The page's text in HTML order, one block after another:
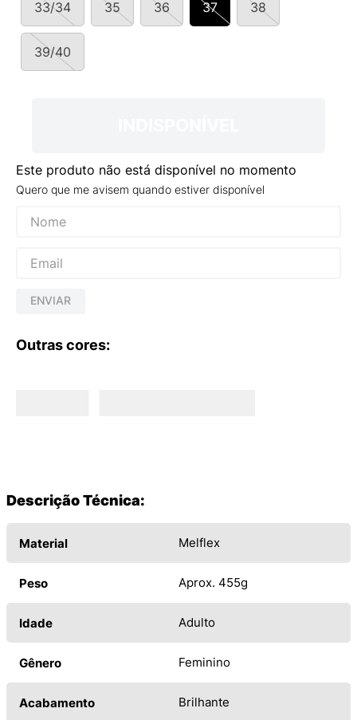
33/34 35 36 37 38
39/40
Este produto não está disponível no momento
Quero que me avisem quando estiver disponível
ENVIAR
Outras cores:
Descrição Técnica:
Material Melflex
Peso Aprox. 455g
Idade Adulto
Gênero Feminino
Acabamento Brilhante
º
NEW 530
10º VANS TÊNIS VANS ULTRARANGE